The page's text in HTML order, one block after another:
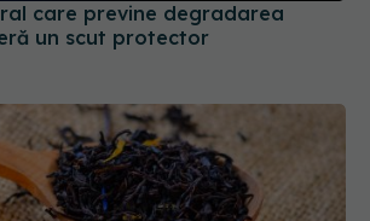
care previne degradarea
un scut protector